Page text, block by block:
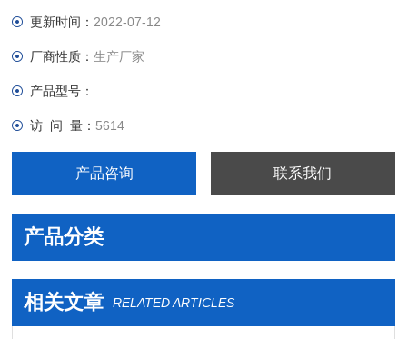
好等优点。它采用大屏幕液晶汉字显示、菜单操作，界面友好，
更新时间： 2022-07-12
厂商性质：生产厂家
产品型号：
访 问 量： 5614
产品咨询 联系我们
产品分类
相关文章 RELATED ARTICLES